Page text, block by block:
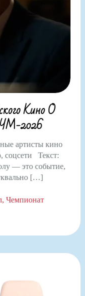
Кино О
2026
артисты кино
соцсети Текст:
— это событие,
[…]
Чемпионат